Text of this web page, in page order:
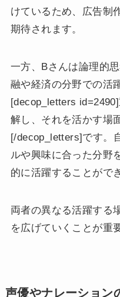
けているため、広告制
期待されます。
一方、Bさんは論理的
融や経済の分野での活
[decop_letters
解し、それを活かす場
[/decop_letters]です。
ルや興味に合った分野
的に活躍することがで
両者の異なる活躍する
を広げていくことが重
声優やナレーション